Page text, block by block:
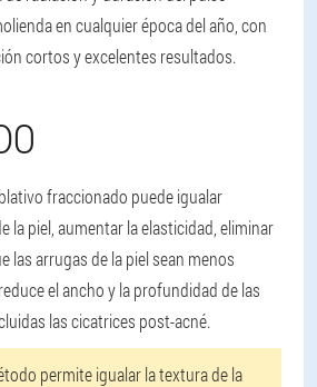
en cualquier época del año, con
cortos y excelentes resultados.
fraccionado puede igualar
la piel, aumentar la elasticidad, eliminar
las arrugas de la piel sean menos
el ancho y la profundidad de las
las cicatrices post-acné.
permite igualar la textura de la